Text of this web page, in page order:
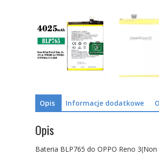
Opis Informacje dodatkowe
Opis
Bateria BLP765 do OPPO Reno